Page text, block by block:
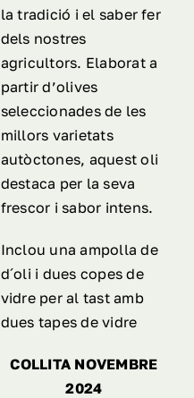
la tradició i el saber fer
dels nostres
agricultors. Elaborat a
partir d’olives
seleccionades de les
millors varietats
autòctones, aquest oli
destaca per la seva
frescor i sabor intens.
Inclou una ampolla de
d´oli i dues copes de
vidre per al tast amb
dues tapes de vidre
COLLITA NOVEMBRE
2024